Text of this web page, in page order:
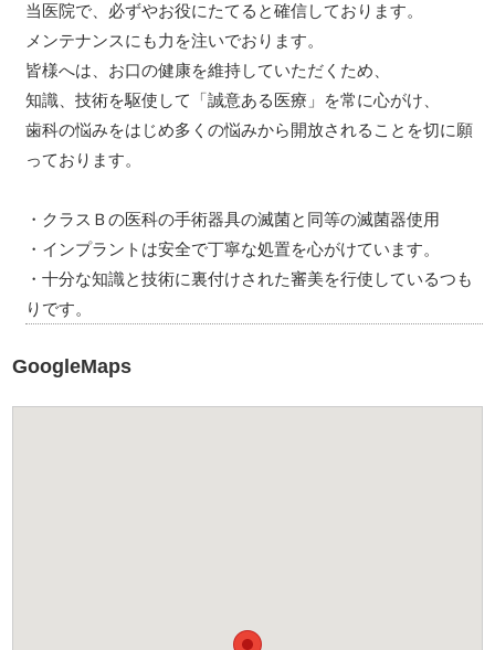
当医院で、必ずやお役にたてると確信しております。
メンテナンスにも力を注いでおります。
皆様へは、お口の健康を維持していただくため、
知識、技術を駆使して「誠意ある医療」を常に心がけ、
歯科の悩みをはじめ多くの悩みから開放されることを切に願
っております。
・クラスＢの医科の手術器具の滅菌と同等の滅菌器使用
・インプラントは安全で丁寧な処置を心がけています。
・十分な知識と技術に裏付けされた審美を行使しているつも
りです。
GoogleMaps